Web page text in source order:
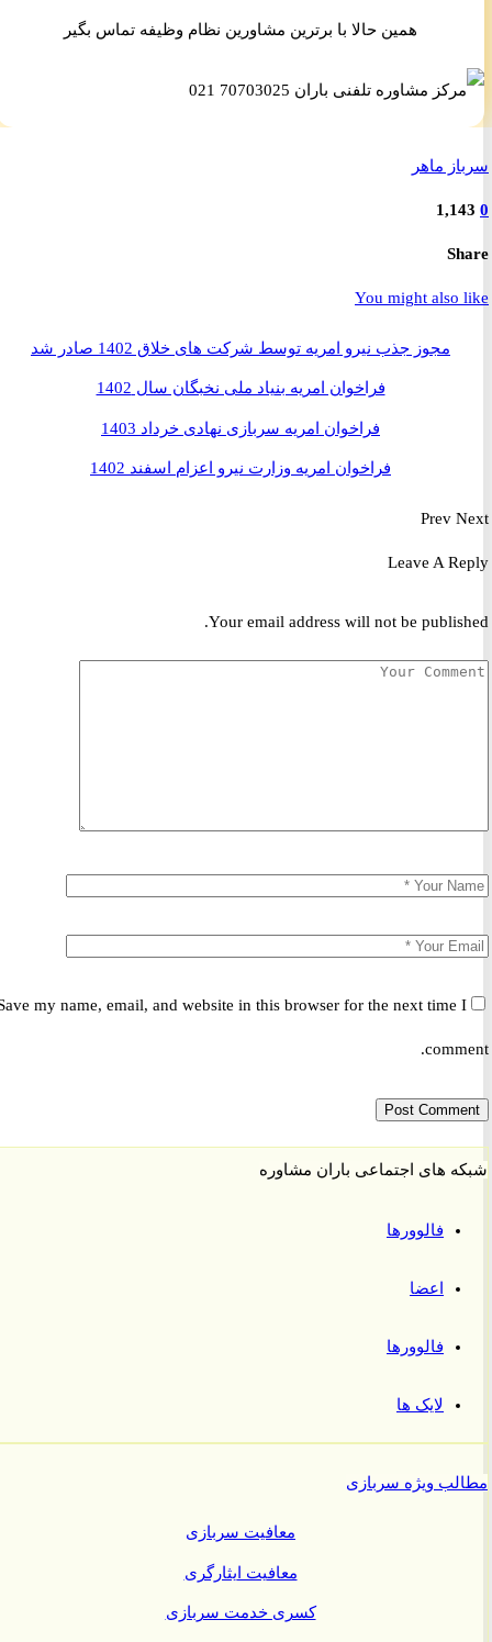
همین حالا با برترین مشاورین نظام وظیفه تماس بگیر
ماهر
You might
مجوز جذب نیرو امریه توسط شرکت های خلاق 1402 صادر شد
فراخوان امریه بنیاد ملی نخبگان سال 1402
فراخوان امریه سربازی نهادی خرداد 1403
فراخوان امریه وزارت نیرو اعزام اسفند 1402
Prev
Leave A
Your email address will not be
Save my name, email, and website in this browser for the next time
های اجتماعی باران مشاوره
فالوورها
اعضا
فالوورها
لایک ها
ویژه سربازی
معافیت سربازی
معافیت ایثارگری
کسری خدمت سربازی